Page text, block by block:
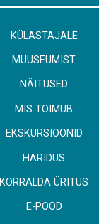
KÜLASTAJALE
MUUSEUMIST
NÄITUSED
MIS TOIMUB
EKSKURSIOONID
HARIDUS
KORRALDA ÜRITUS
E-POOD